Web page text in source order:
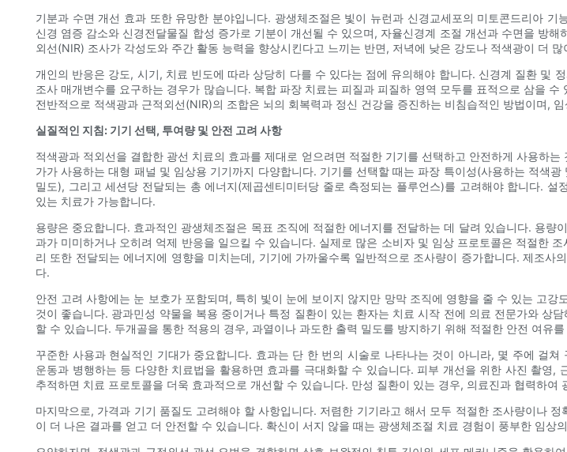
기분과 수면 개선 효과 또한 유망한 분야입니다. 광생체조절은 빛이 뉴런과 신경교세포의 미토콘드리아
신경 염증 감소와 신경전달물질 합성 증가로 기분이 개선될 수 있으며, 자율신경계 조절 개선과 수면을 방
외선(NIR) 조사가 각성도와 주간 활동 능력을 향상시킨다고 느끼는 반면, 저녁에 낮은 강도나 적색광이 더
개인의 반응은 강도, 시기, 치료 빈도에 따라 상당히 다를 수 있다는 점에 유의해야 합니다. 신경계 질환 및
조사 매개변수를 요구하는 경우가 많습니다. 복합 파장 치료는 피질과 피질하 영역 모두를 표적으로 삼을
전반적으로 적색광과 근적외선(NIR)의 조합은 뇌의 회복력과 정신 건강을 증진하는 비침습적인 방법이며,
실질적인 지침: 기기 선택, 투여량 및 안전 고려 사항
적색광과 적외선을 결합한 광선 치료의 효과를 제대로 얻으려면 적절한 기기를 선택하고 안전하게 사용하
가가 사용하는 대형 패널 및 임상용 기기까지 다양합니다. 기기를 선택할 때는 파장 특이성(사용하는 적색
밀도), 그리고 세션당 전달되는 총 에너지(제곱센티미터당 줄로 측정되는 플루언스)를 고려해야 합니다.
있는 치료가 가능합니다.
용량은 중요합니다. 효과적인 광생체조절은 목표 조직에 적절한 에너지를 전달하는 데 달려 있습니다. 용
과가 미미하거나 오히려 억제 반응을 일으킬 수 있습니다. 실제로 많은 소비자 및 임상 프로토콜은 적절한
리 또한 전달되는 에너지에 영향을 미치는데, 기기에 가까울수록 일반적으로 조사량이 증가합니다. 제조
다.
안전 고려 사항에는 눈 보호가 포함되며, 특히 빛이 눈에 보이지 않지만 망막 조직에 영향을 줄 수 있는 고
것이 좋습니다. 광과민성 약물을 복용 중이거나 특정 질환이 있는 환자는 치료 시작 전에 의료 전문가와 상
할 수 있습니다. 두개골을 통한 적용의 경우, 과열이나 과도한 출력 밀도를 방지하기 위해 적절한 안전 여유
꾸준한 사용과 현실적인 기대가 중요합니다. 효과는 단 한 번의 시술로 나타나는 것이 아니라, 몇 주에 걸
운동과 병행하는 등 다양한 치료법을 활용하면 효과를 극대화할 수 있습니다. 피부 개선을 위한 사진 촬
추적하면 치료 프로토콜을 더욱 효과적으로 개선할 수 있습니다. 만성 질환이 있는 경우, 의료진과 협력하
마지막으로, 가격과 기기 품질도 고려해야 할 사항입니다. 저렴한 기기라고 해서 모두 적절한 조사량이나
이 더 나은 결과를 얻고 더 안전할 수 있습니다. 확신이 서지 않을 때는 광생체조절 치료 경험이 풍부한 임